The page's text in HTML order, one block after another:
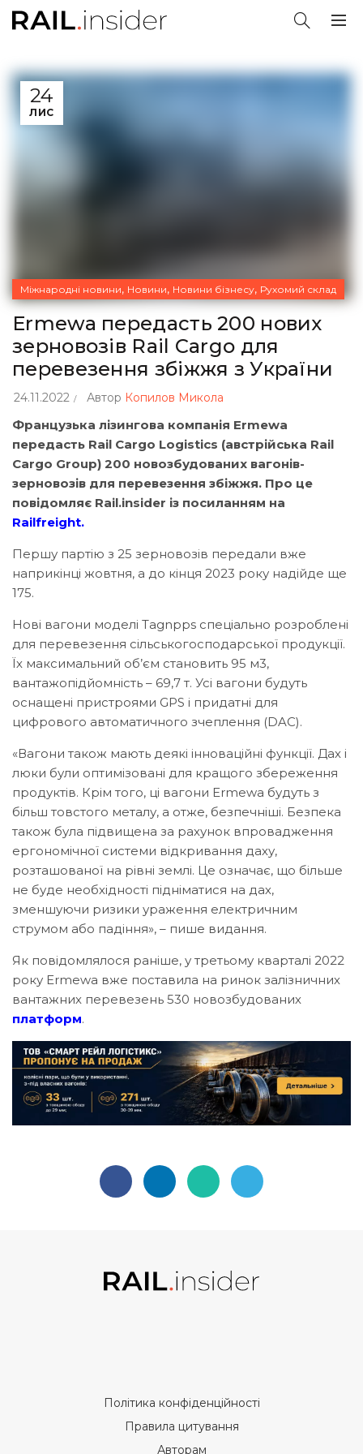
24
ЛИС
Міжнародні новини, Новини, Новини бізнесу, Рухомий склад
Ermewa передасть 200 нових
зерновозів Rail Cargo для
перевезення збіжжя з України
24.11.2022 Автор Копилов Микола
Французька лізингова компанія Ermewa
передасть Rail Cargo Logistics (австрійська Rail
Cargo Group) 200 новозбудованих вагонів-
зерновозів для перевезення збіжжя. Про це
повідомляє Rail.insider із посиланням на
Railfreight.
Першу партію з 25 зерновозів передали вже
наприкінці жовтня, а до кінця 2023 року надійде ще
175.
Нові вагони моделі Tagnpps спеціально розроблені
для перевезення сільськогосподарської продукції.
Їх максимальний об’єм становить 95 м3,
вантажопідйомність – 69,7 т. Усі вагони будуть
оснащені пристроями GPS і придатні для
цифрового автоматичного зчеплення (DAC).
«Вагони також мають деякі інноваційні функції. Дах і
люки були оптимізовані для кращого збереження
продуктів. Крім того, ці вагони Ermewa будуть з
більш товстого металу, а отже, безпечніші. Безпека
також була підвищена за рахунок впровадження
ергономічної системи відкривання даху,
розташованої на рівні землі. Це означає, що більше
не буде необхідності підніматися на дах,
зменшуючи ризики ураження електричним
струмом або падіння», – пише видання.
Як повідомлялося раніше, у третьому кварталі 2022
року Ermewa вже поставила на ринок залізничних
вантажних перевезень 530 новозбудованих
платформ.
Політика конфіденційності
Правила цитування
Авторам